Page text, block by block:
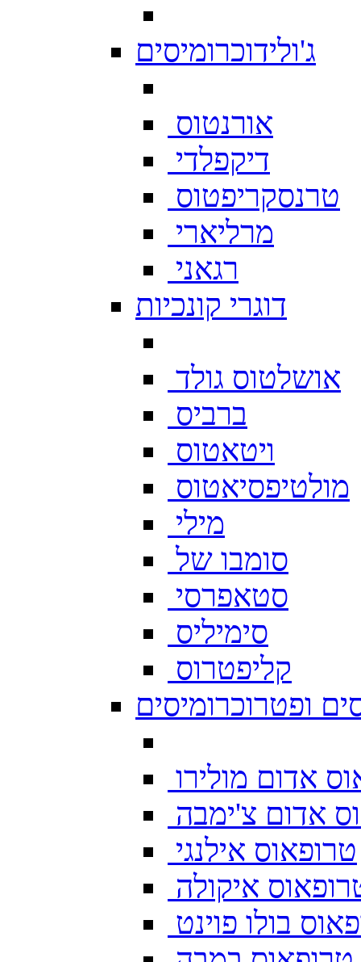
ג'ולידוכרומיסים
אורנטוס
דיקפלדי
טרנסקריפטוס
מרליארי
רגאני
דוגרי קונכיות
אושלטוס גולד
ברביס
ויטאטוס
מולטיפסיאטוס
מילי
סומבו של
סטאפרסי
סימיליס
קליפטרוס
ופטרוכרומיסים
אדום מולירו
אדום צ'ימבה
טרופאוס אילנגי
איקולה
בולו פוינט